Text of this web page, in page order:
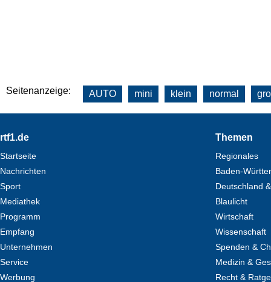
Seitenanzeige: AUTO mini klein normal
Footer
rtf1.de
Startseite
Nachrichten
Sport
Mediathek
Programm
Empfang
Unternehmen
Service
Werbung
Themen
Regionales
Baden-
Deutschland
Blaulicht
Wirtschaft
Wissenschaft
Spenden &
Medizin &
Recht &